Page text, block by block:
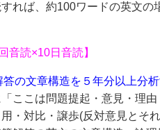
すれば、約100ワードの英文の
音読×10日音読】
答の文章構造を５年分以上分
ここは問題提起・意見・理
・対比・譲歩(反対意見とそ